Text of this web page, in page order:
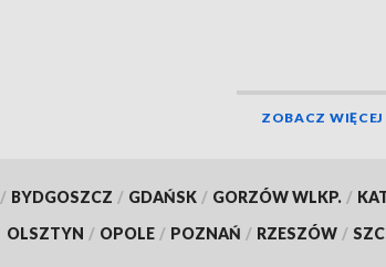
ZOBACZ WIĘCEJ
/ BYDGOSZCZ / GDAŃSK / GORZÓW WLKP. /
OLSZTYN / OPOLE / POZNAŃ / RZESZÓW /